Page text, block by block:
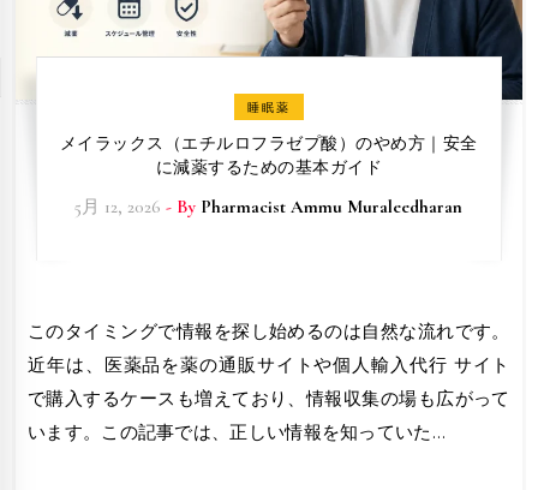
睡眠薬
メイラックス（エチルロフラゼプ酸）のやめ方｜安全
に減薬するための基本ガイド
5月 12, 2026 - By Pharmacist Ammu Muraleedharan
このタイミングで情報を探し始めるのは自然な流れです。
近年は、医薬品を薬の通販サイトや個人輸入代行 サイト
で購入するケースも増えており、情報収集の場も広がって
います。この記事では、正しい情報を知っていた…